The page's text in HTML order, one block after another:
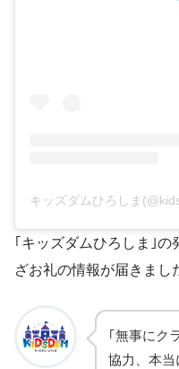
｢キッズダムひろしま｣
ざお礼の情報が届きまし
｢無事にク
協力、本当